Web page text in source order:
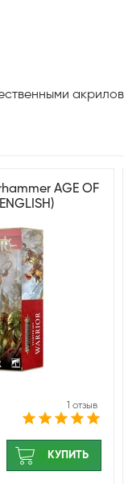
AGE OF
1 отзыв
КУПИТЬ